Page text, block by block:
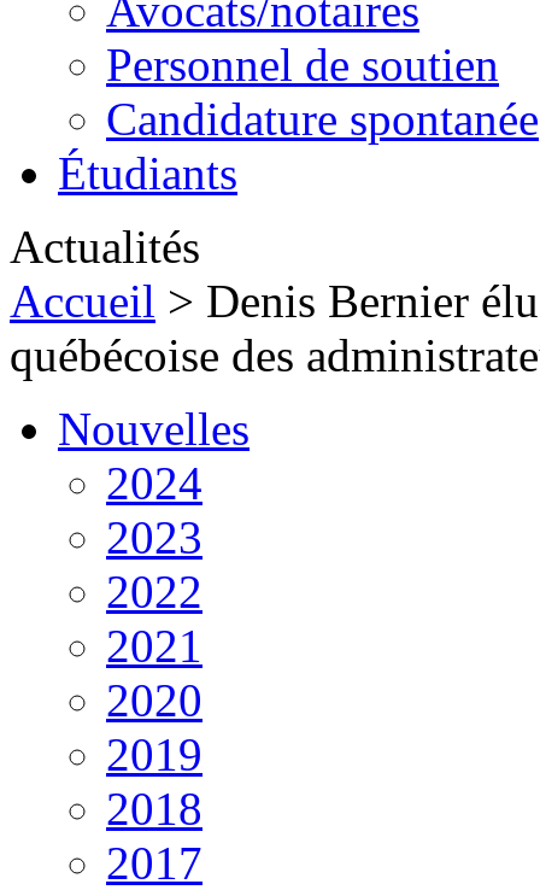
Personnel de soutien
Candidature spontanée
Étudiants
Actualités
Accueil > Denis Bernier
québécoise des
Nouvelles
2024
2023
2022
2021
2020
2019
2018
2017